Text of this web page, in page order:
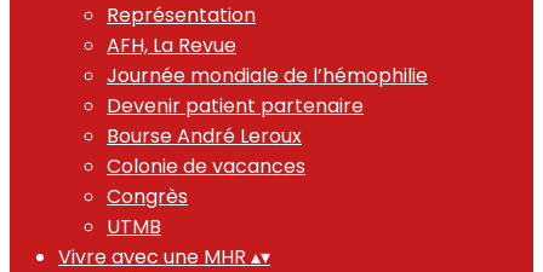
Représentation
AFH, La Revue
Journée mondiale de l’hémophilie
Devenir patient partenaire
Bourse André Leroux
Colonie de vacances
Congrès
UTMB
Vivre avec une MHR ▴▾